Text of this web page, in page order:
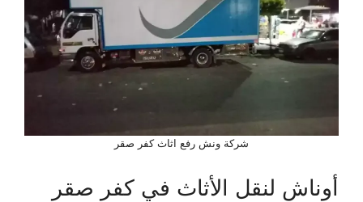
شركة ونش رفع اثاث كفر صقر
أوناش لنقل الأثاث في كفر صقر